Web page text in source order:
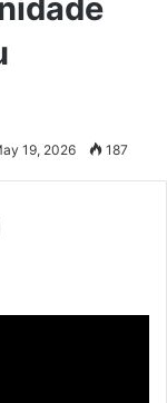
19, 2026 187